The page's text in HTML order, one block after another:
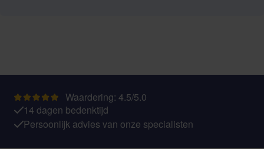
Waardering: 4.5/5.0
14 dagen bedenktijd
Persoonlijk advies van onze specialisten